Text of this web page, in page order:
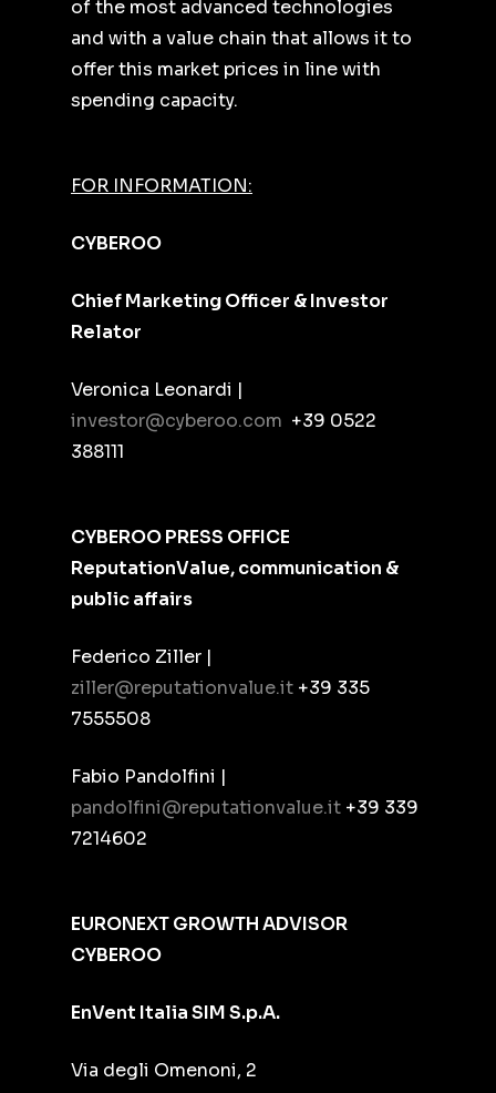
of the most advanced technologies
and with a value chain that allows it to
offer this market prices in line with
spending capacity.
FOR INFORMATION:
CYBEROO
Chief Marketing Officer & Investor
Relator
Veronica Leonardi |
investor@cyberoo.com +39 0522
388111
CYBEROO PRESS OFFICE
ReputationValue, communication &
public affairs
Federico Ziller |
ziller@reputationvalue.it +39 335
7555508
Fabio Pandolfini |
pandolfini@reputationvalue.it +39 339
7214602
EURONEXT GROWTH ADVISOR
CYBEROO
EnVent Italia SIM S.p.A.
Via degli Omenoni, 2